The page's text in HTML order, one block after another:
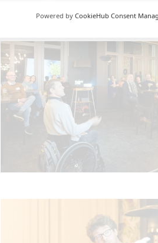
Powered by CookieHub Consent